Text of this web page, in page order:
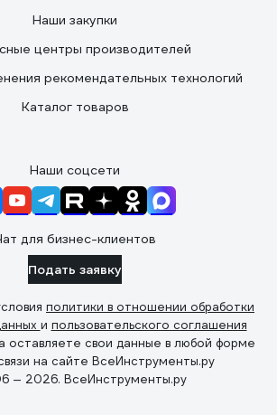
Наши закупки
центры производителей
рекомендательных технологий
Каталог товаров
Наши соцсети
для бизнес-клиентов
Подать заявку
политики в отношении обработки
и пользовательского соглашения
оставляете свои данные в любой форме
на сайте ВсеИнструменты.ру
— 2026. ВсеИнструменты.ру